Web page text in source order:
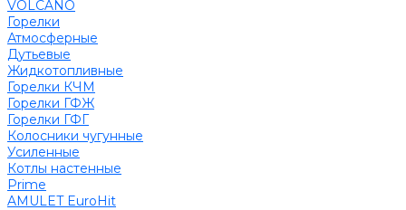
VOLCANO
Горелки
Атмосферные
Дутьевые
Жидкотопливные
Горелки КЧМ
Горелки ГФЖ
Горелки ГФГ
Колосники чугунные
Усиленные
Котлы настенные
Prime
AMULET EuroHit